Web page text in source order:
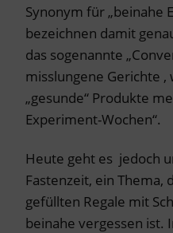
Synonym für „beinahe
bezeichnen damit
das sogenannte
misslungene Gerichte
„gesunde“ Produkte
Experiment-Wochen“.
Heute geht es jedoch
Fastenzeit, ein Thema,
gefüllten Regale mit
beinahe vergessen ist.